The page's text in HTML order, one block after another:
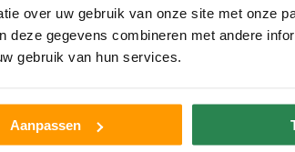
over uw gebruik van onze site met onze
gegevens combineren met andere
gebruik van hun services.
Aanpassen